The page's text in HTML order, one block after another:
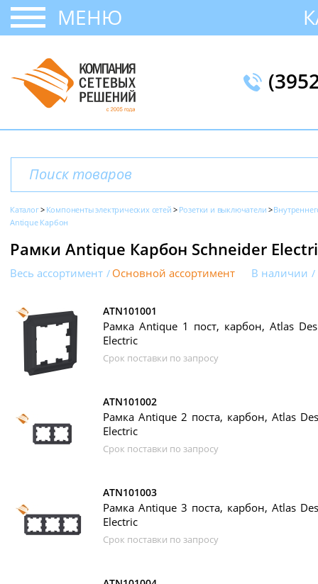
МЕНЮ
Каталог Компоненты электрических сетей Розетки и выключатели
Antique Карбон
Рамки Antique Карбон Schneider
Весь ассортимент Основной ассортимент В наличии
ATN101001
Рамка Antique 1 пост, карбон, Atlas
Electric
Срок поставки по запросу
ATN101002
Рамка Antique 2 поста, карбон, Atlas
Electric
Срок поставки по запросу
ATN101003
Рамка Antique 3 поста, карбон, Atlas
Electric
Срок поставки по запросу